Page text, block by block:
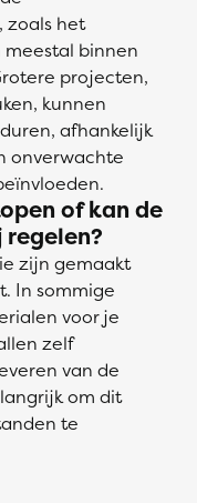
zoals het
binnen
projecten,
kunnen
afhankelijk
onverwachte
of kan de
zijn gemaakt
In sommige
voor je
zelf
van de
om dit
te